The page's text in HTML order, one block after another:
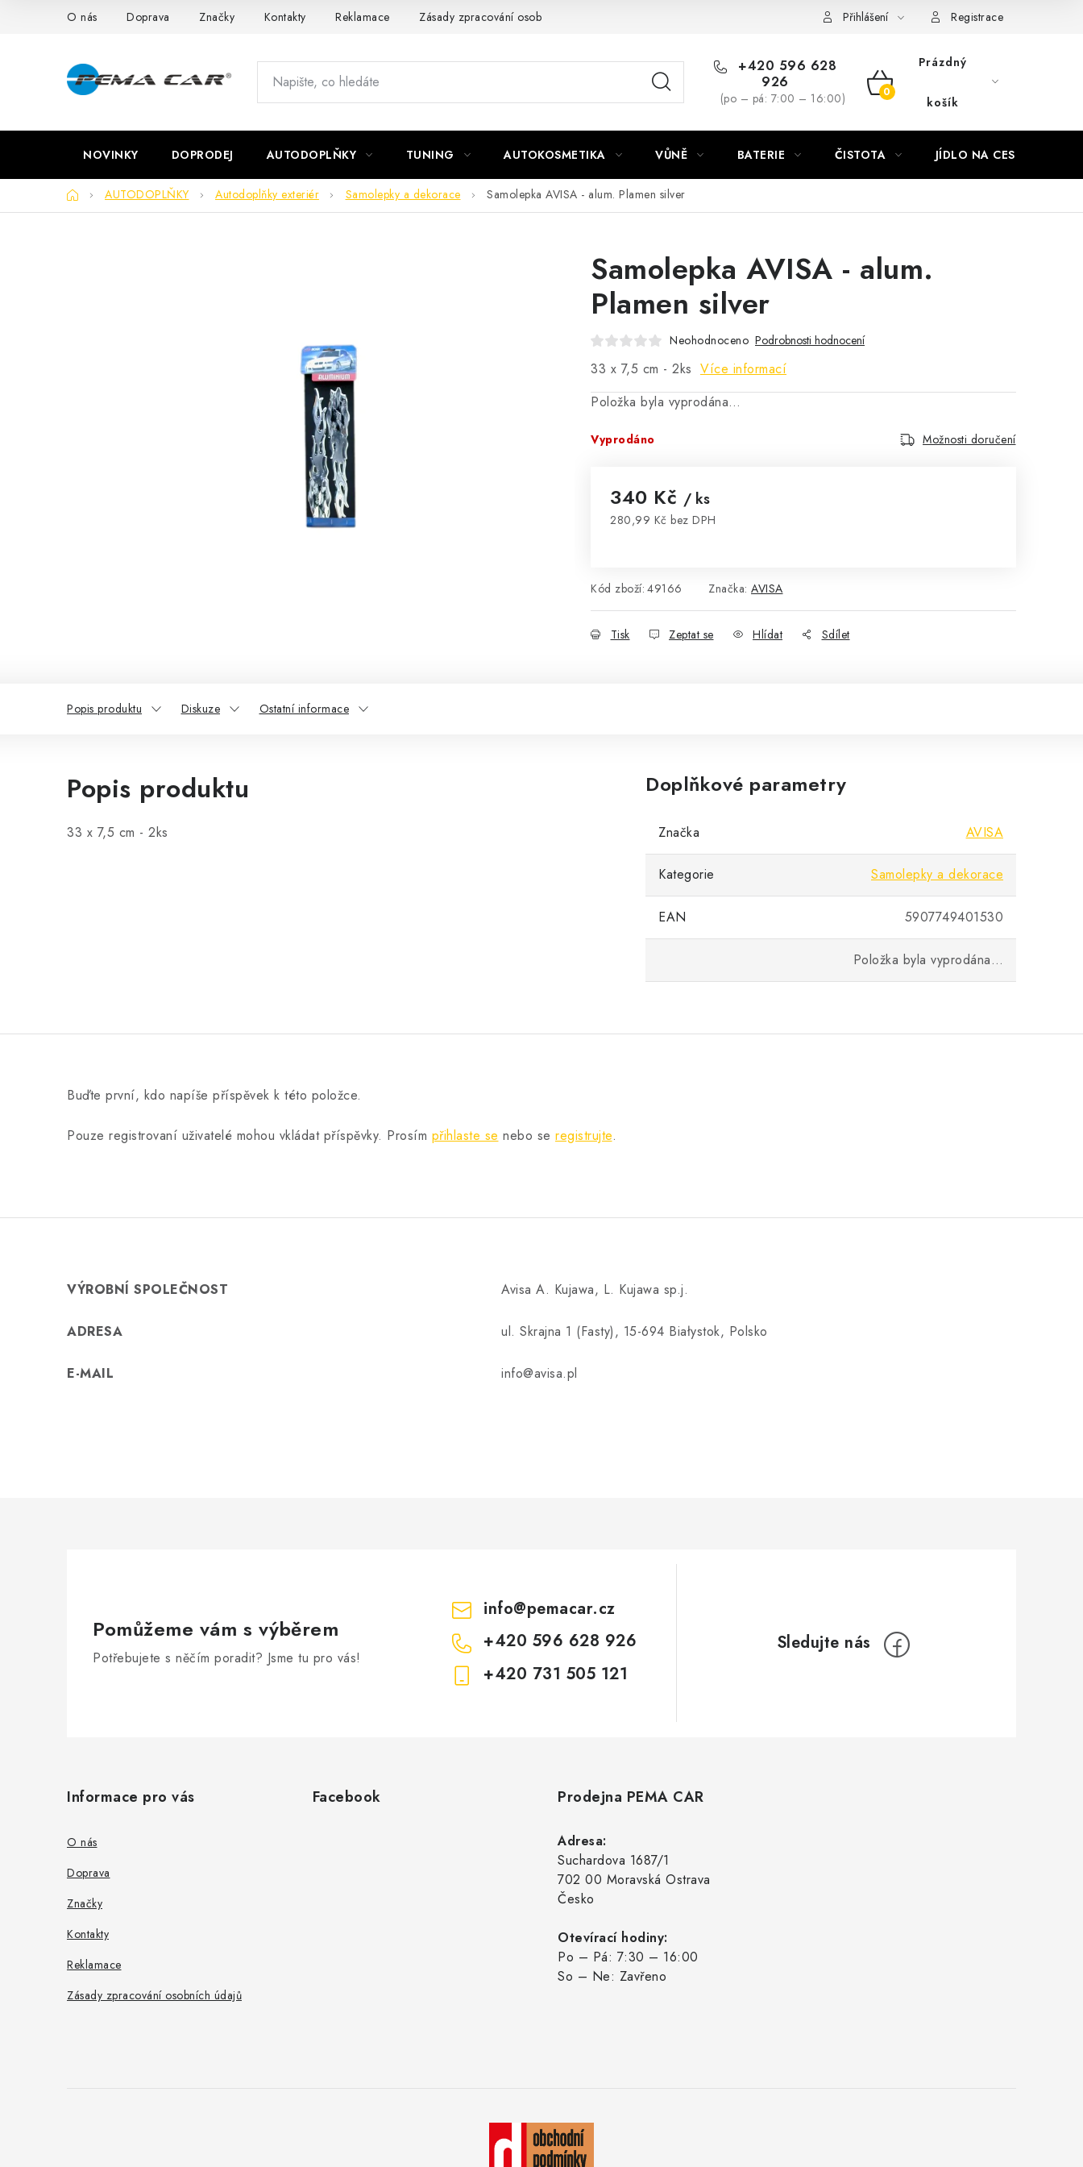
O nás Doprava Značky Kontakty Reklamace Zásady zpracování osobních údajů Přihlášení Registrace
+420 596 628
926
(po – pá: 7:00 – 16:00)
NÁKUPNÍ
Prázdný
košík
NOVINKY DOPRODEJ AUTODOPLŇKY TUNING AUTOKOSMETIKA VŮNĚ BATERIE ČISTOTA JÍDLO NA CESTU
DomůAUTODOPLŇKY Autodoplňky exteriér Samolepky a dekorace Samolepka AVISA - alum. Plamen silver
Samolepka AVISA - alum.
Plamen silver
Neohodnoceno Podrobnosti hodnocení
33 x 7,5 cm - 2ks Více informací
Položka byla vyprodána…
Vyprodáno Možnosti doručení
340 Kč / ks
280,99 Kč bez DPH
Kód zboží: 49166 Značka: AVISA
Tisk Zeptat se Hlídat Sdílet
Popis produktu Diskuze Ostatní informace
Popis produktu
33 x 7,5 cm - 2ks
Doplňkové parametry
Značka AVISA
Kategorie Samolepky a dekorace
EAN 5907749401530
Položka byla vyprodána…
Buďte první, kdo napíše příspěvek k této položce.
Pouze registrovaní uživatelé mohou vkládat příspěvky. Prosím přihlaste se nebo se registrujte.
VÝROBNÍ SPOLEČNOST Avisa A. Kujawa, L. Kujawa sp.j.
ADRESA ul. Skrajna 1 (Fasty), 15-694 Białystok, Polsko
E-MAIL info@avisa.pl
Pomůžeme vám s výběrem
Potřebujete s něčím poradit? Jsme tu pro vás!
info@pemacar.cz
+420 596 628 926
+420 731 505 121
Informace pro vás
O nás
Doprava
Značky
Kontakty
Reklamace
Zásady zpracování osobních údajů
Facebook Prodejna PEMA CAR
Adresa:
Suchardova 1687/1
702 00 Moravská Ostrava
Česko
Otevírací hodiny:
Po – Pá: 7:30 – 16:00
So – Ne: Zavřeno